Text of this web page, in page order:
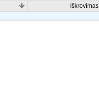
Iškrovimas